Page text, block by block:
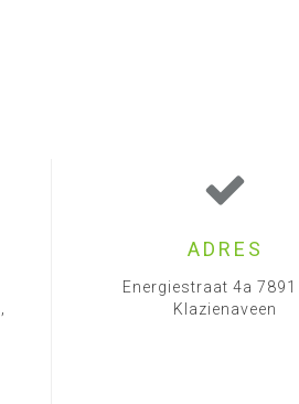
ADRES
Energiestraat 4a 7891
Klazienaveen